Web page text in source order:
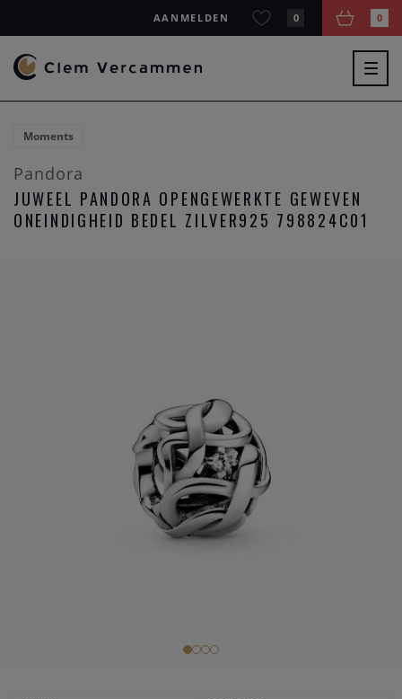
AANMELDEN 0 0
Moments
Pandora
JUWEEL PANDORA OPENGEWERKTE GEWEVEN
ONEINDIGHEID BEDEL ZILVER925 798824C01